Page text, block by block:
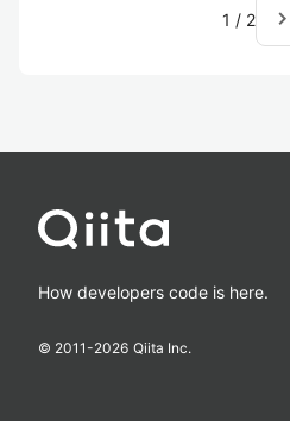
1 / 2 navigate_next
How developers code is here.
© 2011-2026 Qiita Inc.